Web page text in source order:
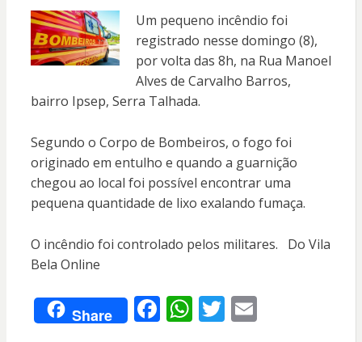
Um pequeno incêndio foi
registrado nesse domingo (8),
por volta das 8h, na Rua Manoel
Alves de Carvalho Barros,
bairro Ipsep, Serra Talhada.
Segundo o Corpo de Bombeiros, o fogo foi
originado em entulho e quando a guarnição
chegou ao local foi possível encontrar uma
pequena quantidade de lixo exalando fumaça.
O incêndio foi controlado pelos militares. Do Vila
Bela Online
Share F W T E